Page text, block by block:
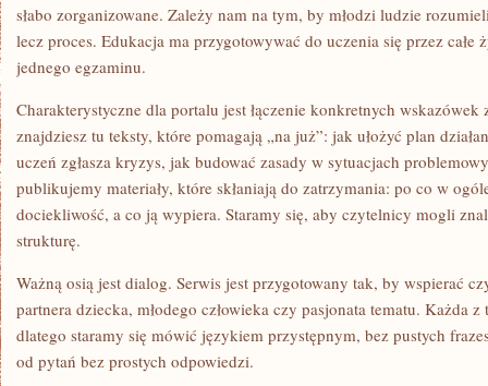
słabo zorganizowane. Zależy nam na tym, by młodzi ludzie
lecz proces. Edukacja ma przygotowywać do uczenia się przez całe
jednego egzaminu.
Charakterystyczne dla portalu jest łączenie konkretnych wskazówek
znajdziesz tu teksty, które pomagają „na już”: jak ułożyć plan
uczeń zgłasza kryzys, jak budować zasady w sytuacjach
publikujemy materiały, które skłaniają do zatrzymania: po co w
dociekliwość, a co ją wypiera. Staramy się, aby czytelnicy mogli
strukturę.
Ważną osią jest dialog. Serwis jest przygotowany tak, by wspierać
partnera dziecka, młodego człowieka czy pasjonata tematu. Każda
dlatego staramy się mówić językiem przystępnym, bez pustych
od pytań bez prostych odpowiedzi.